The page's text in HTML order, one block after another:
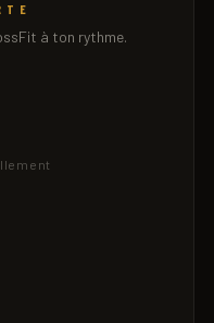
à ton rythme.